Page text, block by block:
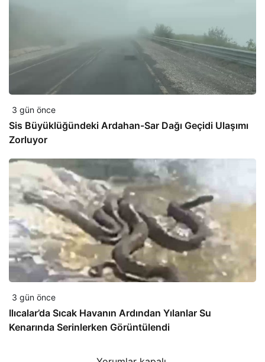
3 gün önce
Sis Büyüklüğündeki Ardahan-Sar Dağı Geçidi Ulaşımı
Zorluyor
3 gün önce
Ilıcalar’da Sıcak Havanın Ardından Yılanlar Su
Kenarında Serinlerken Görüntülendi